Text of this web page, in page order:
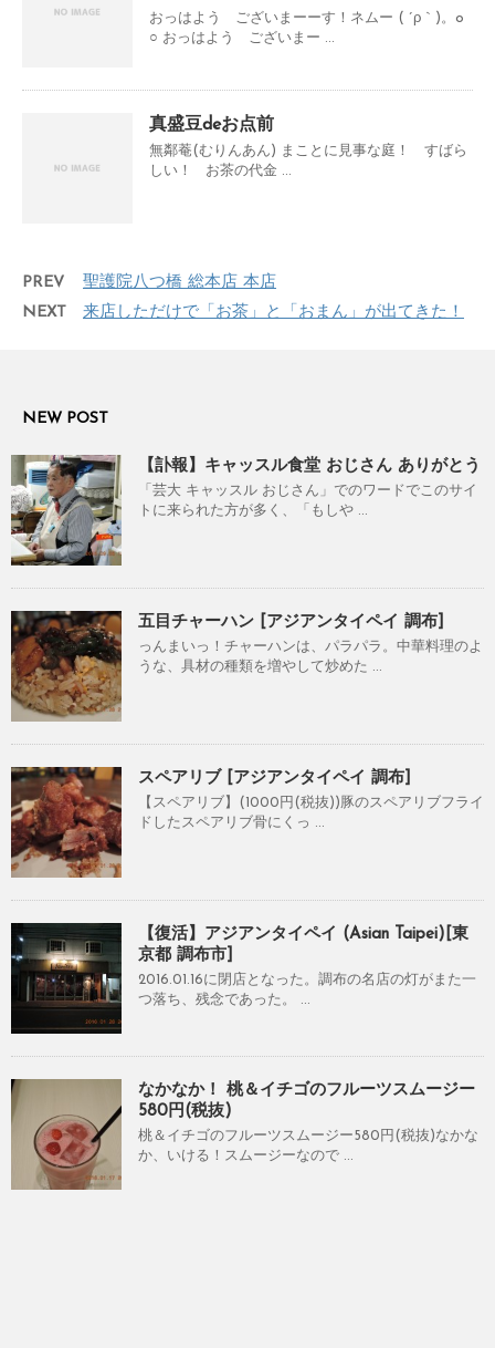
おっはよう ございまーーす！ネムー ( ´ρ｀)。o
○ おっはよう ございまー ...
真盛豆deお点前
無鄰菴(むりんあん) まことに見事な庭！ すばら
しい！ お茶の代金 ...
PREV
聖護院八つ橋 総本店 本店
NEXT
来店しただけで「お茶」と「おまん」が出てきた！
NEW POST
【訃報】キャッスル食堂 おじさん ありがとう
「芸大 キャッスル おじさん」でのワードでこのサイ
トに来られた方が多く、「もしや ...
五目チャーハン [アジアンタイペイ 調布]
っんまいっ！チャーハンは、パラパラ。中華料理のよ
うな、具材の種類を増やして炒めた ...
スペアリブ [アジアンタイペイ 調布]
【スペアリブ】(1000円(税抜))豚のスペアリブフライ
ドしたスペアリブ骨にくっ ...
【復活】アジアンタイペイ (Asian Taipei)[東
京都 調布市]
2016.01.16に閉店となった。調布の名店の灯がまた一
つ落ち、残念であった。 ...
なかなか！ 桃＆イチゴのフルーツスムージー
580円(税抜)
桃＆イチゴのフルーツスムージー580円(税抜)なかな
か、いける！スムージーなので ...